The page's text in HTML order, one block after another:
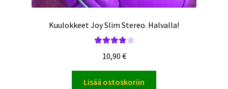
Kuulokkeet Joy Slim Stereo. Halvalla!
tuotteesta:
10,90 €
Lisää ostoskoriin